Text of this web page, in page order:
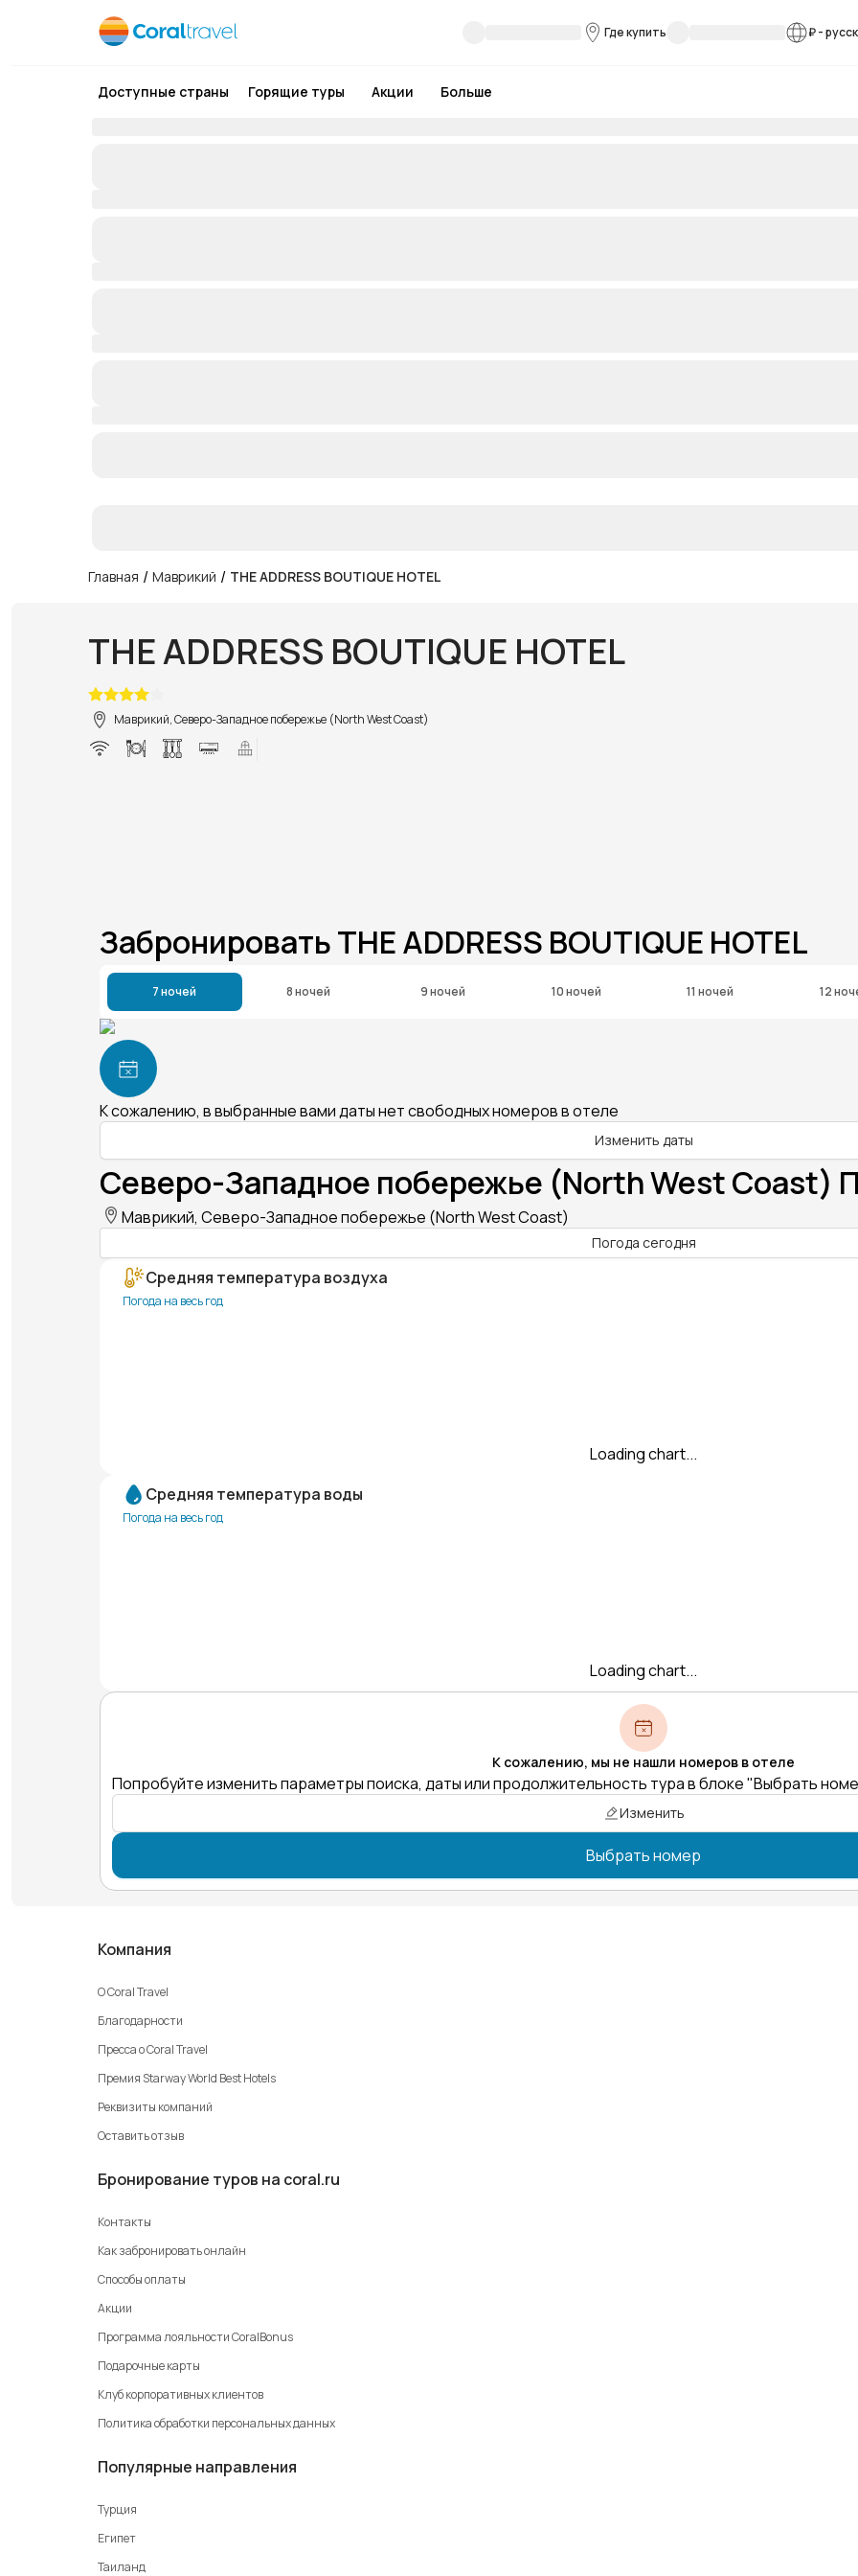
Где купить ₽-
Доступные страны Горящие туры Акции Больше
Главная / Маврикий / THE ADDRESS BOUTIQUE HOTEL
THE ADDRESS BOUTIQUE HOTEL
Маврикий, Северо-Западное побережье (North West Coast)
Забронировать THE ADDRESS BOUTIQUE HOTEL
7 ночей 8 ночей 9 ночей 10 ночей 11 ночей 12
К сожалению, в выбранные вами даты нет свободных номеров в отеле
Изменить даты
Северо-Западное побережье (North West Coast)
Маврикий, Северо-Западное побережье (North West Coast)
Погода сегодня
Средняя температура воздуха
Погода на весь год
Loading chart...
Средняя температура воды
Погода на весь год
Loading chart...
К сожалению, мы не нашли номеров в отеле
Попробуйте изменить параметры поиска, даты или продолжительность тура в блоке "Выбрать
Изменить
Выбрать номер
Компания
О Coral Travel
Благодарности
Пресса о Coral Travel
Премия Starway World Best Hotels
Реквизиты компаний
Оставить отзыв
Бронирование туров на coral.ru
Контакты
Как забронировать онлайн
Способы оплаты
Акции
Программа лояльности CoralBonus
Подарочные карты
Клуб корпоративных клиентов
Политика обработки персональных данных
Популярные направления
Турция
Египет
Таиланд